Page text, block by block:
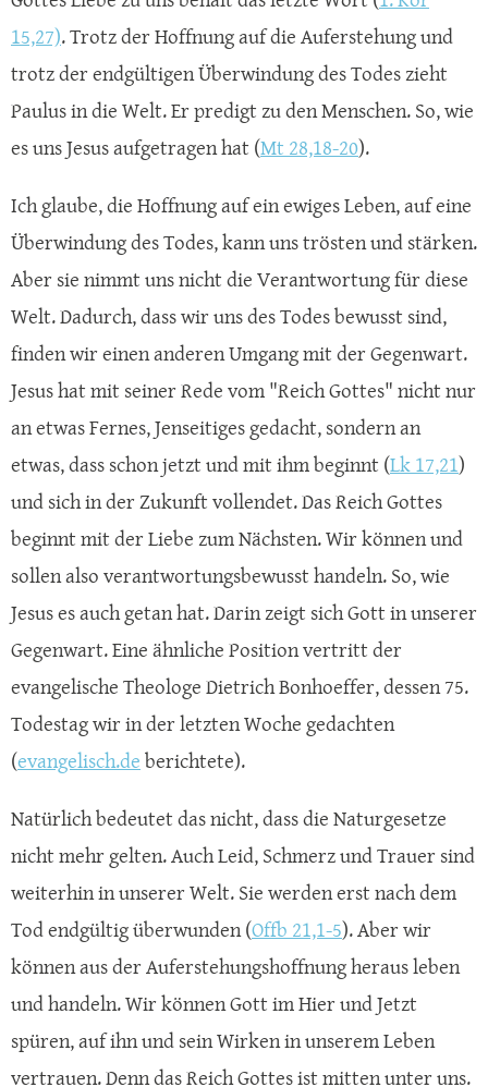
15,27). Trotz der Hoffnung auf die Auferstehung und
trotz der endgültigen Überwindung des Todes zieht
Paulus in die Welt. Er predigt zu den Menschen. So, wie
es uns Jesus aufgetragen hat (Mt 28,18-20).
Ich glaube, die Hoffnung auf ein ewiges Leben, auf eine
Überwindung des Todes, kann uns trösten und stärken.
Aber sie nimmt uns nicht die Verantwortung für diese
Welt. Dadurch, dass wir uns des Todes bewusst sind,
finden wir einen anderen Umgang mit der Gegenwart.
Jesus hat mit seiner Rede vom "Reich Gottes" nicht nur
an etwas Fernes, Jenseitiges gedacht, sondern an
etwas, dass schon jetzt und mit ihm beginnt (Lk 17,21)
und sich in der Zukunft vollendet. Das Reich Gottes
beginnt mit der Liebe zum Nächsten. Wir können und
sollen also verantwortungsbewusst handeln. So, wie
Jesus es auch getan hat. Darin zeigt sich Gott in unserer
Gegenwart. Eine ähnliche Position vertritt der
evangelische Theologe Dietrich Bonhoeffer, dessen 75.
Todestag wir in der letzten Woche gedachten
(evangelisch.deberichtete).
Natürlich bedeutet das nicht, dass die Naturgesetze
nicht mehr gelten. Auch Leid, Schmerz und Trauer sind
weiterhin in unserer Welt. Sie werden erst nach dem
Tod endgültig überwunden (Offb 21,1-5). Aber wir
können aus der Auferstehungshoffnung heraus leben
und handeln. Wir können Gott im Hier und Jetzt
spüren, auf ihn und sein Wirken in unserem Leben
vertrauen. Denn das Reich Gottes ist mitten unter uns.